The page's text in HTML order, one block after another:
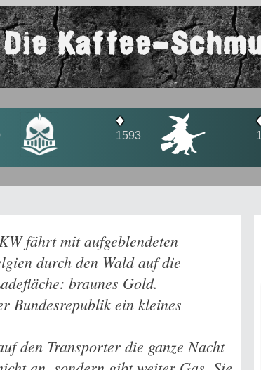
Die Kaffee-
♦
1681
fährt mit aufgeblendeten
durch den Wald auf die
braunes Gold.
Bundesrepublik ein kleines
den Transporter die ganze Nacht